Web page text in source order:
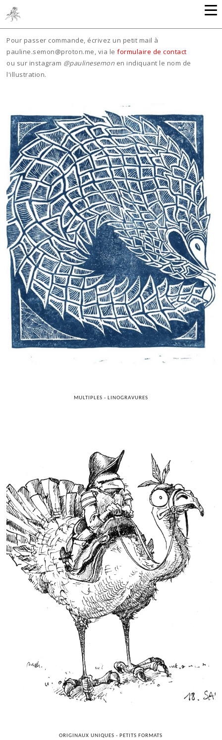
Pour passer commande, écrivez un petit mail à
pauline.semon@proton.me, via leformulaire de contact
ou sur instagram @paulinesemon en indiquant le nom de
l'illustration.
MULTIPLES - LINOGRAVURES
ORIGINAUX UNIQUES - PETITS FORMATS